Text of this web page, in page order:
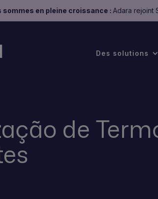
sommes en pleine croissance : Adara rejoint
Des solutions
de